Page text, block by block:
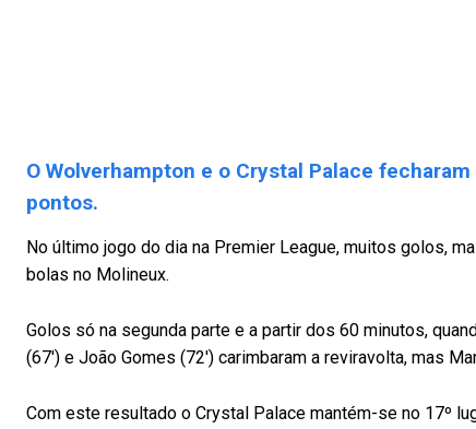
O Wolverhampton e o Crystal Palace
pontos.
No último jogo do dia na Premier League, muitos golos,
bolas no Molineux.
Golos só na segunda parte e a partir dos 60 minutos,
(67′) e João Gomes (72′) carimbaram a reviravolta, mas
Com este resultado o Crystal Palace mantém-se no 17º